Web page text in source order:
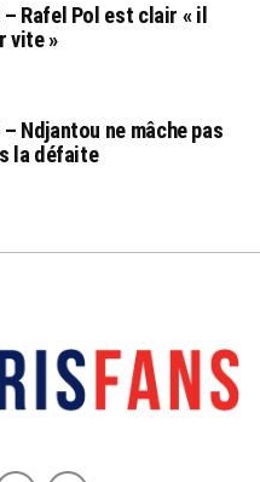
Rafel Pol est clair « il
vite »
Ndjantou ne mâche pas
la défaite